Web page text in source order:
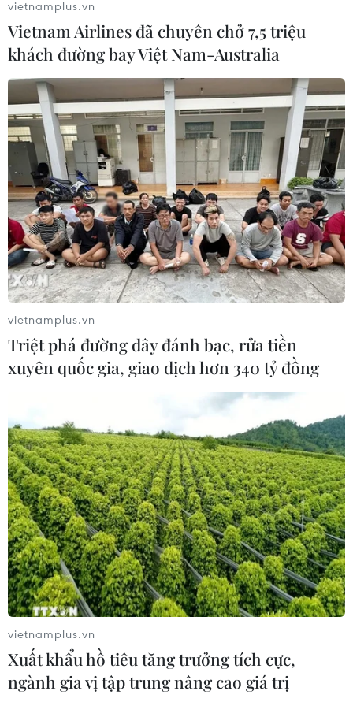
Thành phố Hồ Chí Minh bắn pháo hoa tại 7 điểm
chào mừng 81 năm Quốc khánh
10/08/2026 12:00
Quy định nguyên tắc hoạt động của Ban Chỉ đạo
Trung ương phòng, chống ma túy
10/08/2026 12:00
Đẩy nhanh tiến độ cao tốc CT.07 đoạn Hà Nội-Thái
Nguyên-Chợ Mới
10/08/2026 11:29
vietnamplus.vn
Vietnam Airlines đã chuyên chở 7,5 triệu
khách đường bay Việt Nam-Australia
vietnamplus.vn
Triệt phá đường dây đánh bạc, rửa tiền
xuyên quốc gia, giao dịch hơn 340 tỷ đồng
vietnamplus.vn
Xuất khẩu hồ tiêu tăng trưởng tích cực,
ngành gia vị tập trung nâng cao giá trị